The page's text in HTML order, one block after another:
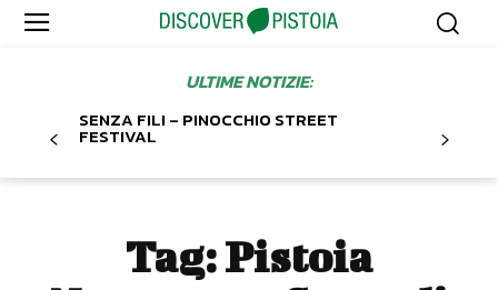
ULTIME NOTIZIE:
SENZA FILI – PINOCCHIO STREET
FESTIVAL
Tag:Pistoia